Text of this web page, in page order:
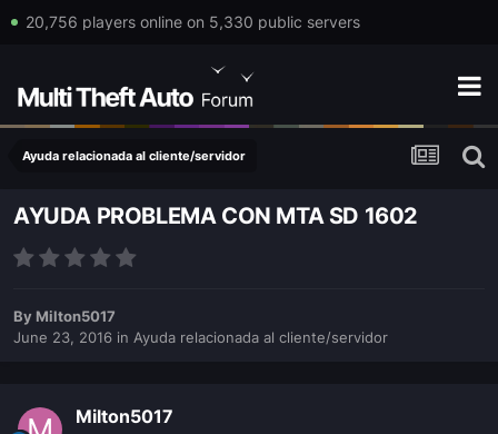
20,756 players online on 5,330 public servers
Ayuda relacionada al cliente/servidor
AYUDA PROBLEMA CON MTA SD 1602
By Milton5017
June 23, 2016 in Ayuda relacionada al cliente/servidor
Milton5017